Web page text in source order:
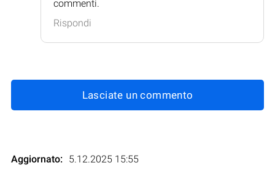
commenti.
Rispondi
Lasciate un commento
Aggiornato: 5.12.2025 15:55